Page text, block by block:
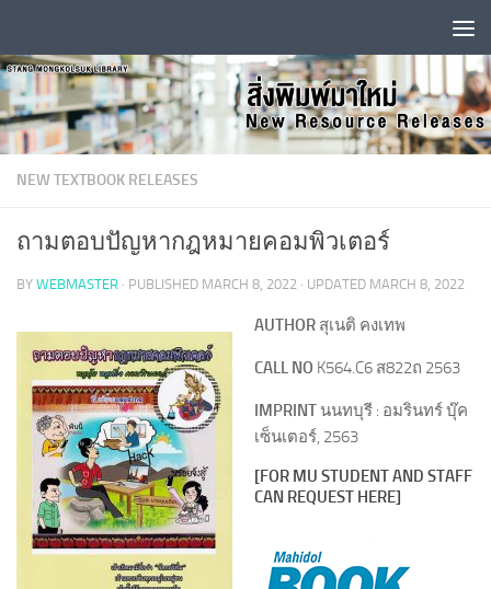
NEW TEXTBOOK RELEASES
ถามตอบปัญหากฎหมายคอมพิวเตอร์
BY WEBMASTER · PUBLISHED MARCH 8, 2022 · UPDATED MARCH 8, 2022
AUTHOR สุเนติ คงเทพ
CALL NO K564.C6 ส822ถ 2563
IMPRINT นนทบุรี : อมรินทร์ บุ๊ค
เซ็นเตอร์, 2563
[FOR MU STUDENT AND STAFF
CAN REQUEST HERE]